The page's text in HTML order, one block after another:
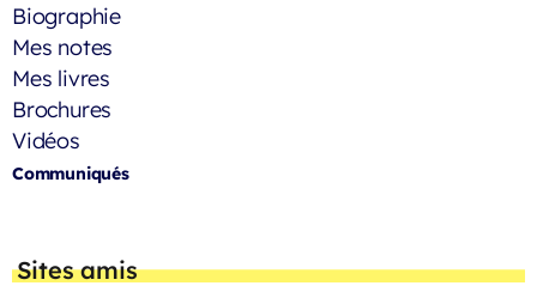
Biographie
Mes notes
Mes livres
Brochures
Vidéos
Communiqués
Sites amis